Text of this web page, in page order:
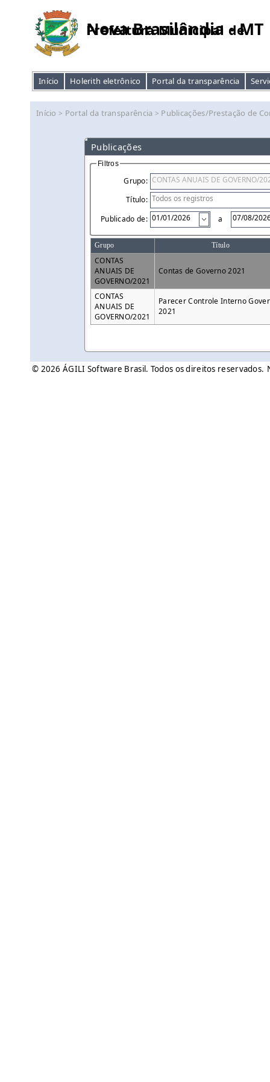
Prefeitura Municipal de
Nova Brasilândia - MT
Início Holerith eletrônico Portal da transparência
Início > Portal da transparência > Publicações/Prestação de
Publicações
Filtros
Grupo:
Título:
Publicado de:
a
Grupo Título
CONTAS
ANUAIS DE
GOVERNO/2021
Contas de Governo 2021
CONTAS
ANUAIS DE
GOVERNO/2021
Parecer Controle Interno
2021
© 2026 ÁGILI Software Brasil. Todos os direitos reservados.